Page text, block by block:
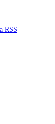
RSS